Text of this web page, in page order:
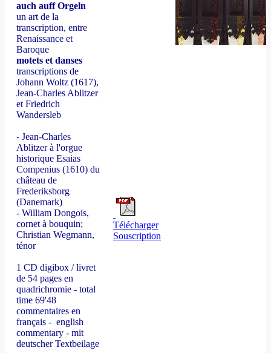
auch auff Orgeln
un art de la
transcription, entre
Renaissance et
Baroque
motets et danses
transcriptions de
Johann Woltz (1617),
Jean-Charles Ablitzer
et Friedrich
Wandersleb
- Jean-Charles
Ablitzer à l'orgue
historique Esaias
Compenius (1610) du
château de
Frederiksborg
(Danemark)
- William Dongois,
cornet à bouquin;
Christian Wegmann,
ténor
1 CD digibox / livret
de 54 pages en
quadrichromie - total
time 69'48
commentaires en
français - english
commentary - mit
deutscher Textbeilage
Télécharger
Souscription